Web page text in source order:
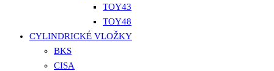
TOY43
TOY48
CYLINDRICKÉ VLOŽKY
BKS
CISA